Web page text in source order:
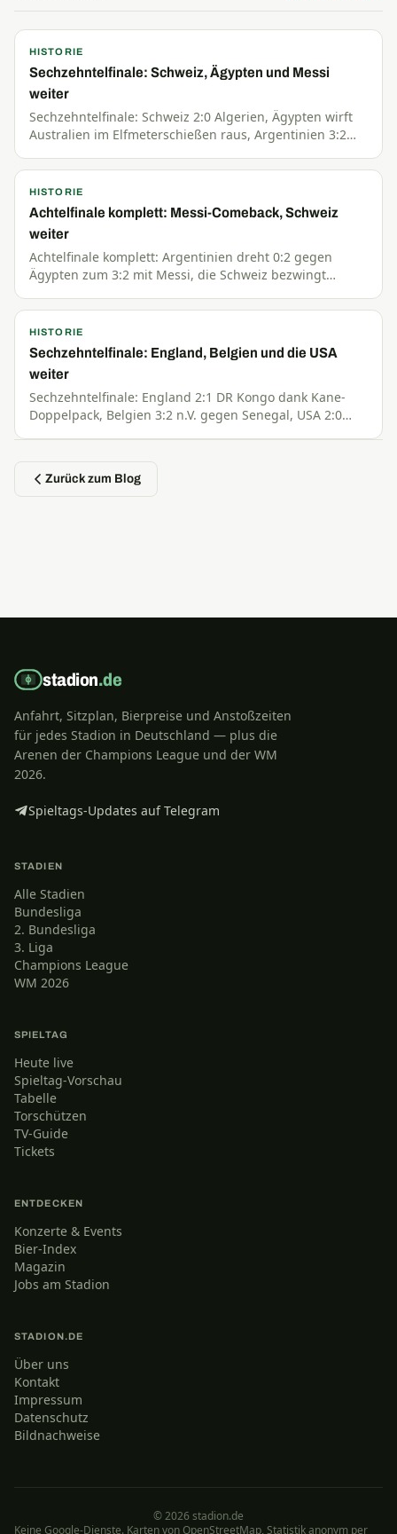
HISTORIE
Sechzehntelfinale: Schweiz, Ägypten und Messi
weiter
Sechzehntelfinale: Schweiz 2:0 Algerien, Ägypten wirft
Australien im Elfmeterschießen raus, Argentinien 3:2
HISTORIE
Achtelfinale komplett: Messi-Comeback, Schweiz
weiter
Achtelfinale komplett: Argentinien dreht 0:2 gegen
Ägypten zum 3:2 mit Messi, die Schweiz bezwingt
stehen.
HISTORIE
Sechzehntelfinale: England, Belgien und die USA
weiter
Sechzehntelfinale: England 2:1 DR Kongo dank Kane-
Doppelpack, Belgien 3:2 n.V. gegen Senegal, USA 2:0
Zurück zum Blog
stadion.de
Anfahrt, Sitzplan, Bierpreise und Anstoßzeiten
für jedes Stadion in Deutschland — plus die
Arenen der Champions League und der WM
2026.
Spieltags-Updates auf Telegram
STADIEN
Alle Stadien
Bundesliga
2. Bundesliga
3. Liga
Champions League
WM 2026
SPIELTAG
Heute live
Spieltag-Vorschau
Tabelle
Torschützen
TV-Guide
Tickets
ENTDECKEN
Konzerte & Events
Bier-Index
Magazin
Jobs am Stadion
STADION.DE
Über uns
Kontakt
Impressum
Datenschutz
Bildnachweise
© 2026 stadion.de
Keine Google-Dienste. Karten von OpenStreetMap, Statistik anonym per